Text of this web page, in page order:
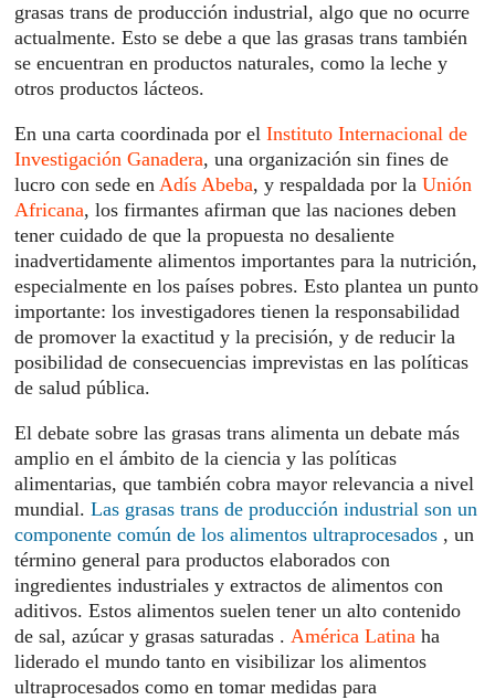
grasas trans de producción industrial, algo que no ocurre
actualmente. Esto se debe a que las grasas trans también
se encuentran en productos naturales, como la leche y
otros productos lácteos.
En una carta coordinada por elInstituto Internacional de
Investigación Ganadera, una organización sin fines de
lucro con sede enAdís Abeba, y respaldada por laUnión
Africana, los firmantes afirman que las naciones deben
tener cuidado de que la propuesta no desaliente
inadvertidamente alimentos importantes para la nutrición,
especialmente en los países pobres. Esto plantea un punto
importante: los investigadores tienen la responsabilidad
de promover la exactitud y la precisión, y de reducir la
posibilidad de consecuencias imprevistas en las políticas
de salud pública.
El debate sobre las grasas trans alimenta un debate más
amplio en el ámbito de la ciencia y las políticas
alimentarias, que también cobra mayor relevancia a nivel
mundial.Las grasas trans de producción industrial son un
componente común de los alimentos ultraprocesados , un
término general para productos elaborados con
ingredientes industriales y extractos de alimentos con
aditivos. Estos alimentos suelen tener un alto contenido
de sal, azúcar y grasas saturadas .América Latina ha
liderado el mundo tanto en visibilizar los alimentos
ultraprocesados ​​como en tomar medidas para